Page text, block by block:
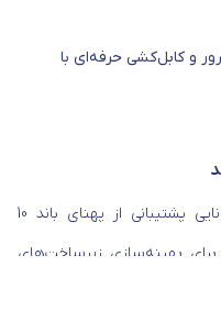
و کابل‌کشی حرفه‌ای با
کابل شبکه CAT7 SFTP لگراند با توانایی پشتیبانی از پهنای باند 10
بهینه‌سازی زیرساخت‌های
این کابل مطابق با